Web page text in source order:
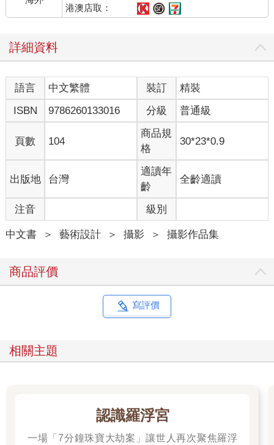
Personal data security is dictated by policy set by industry and the
government. Speed, satisfaction, desire. Infinite sadness will
Wind remains unseen, its silent presence unnoticed in the
absence of a storm.
Scenery, overlooked by the mind, is omnipresent.
Viewing the land, a heartwarming story awakens my
absentmindedness.
Landscape photography is simple for me because I am immersed
in it. With compassion, I appreciate the thoughtfulness that people
have devoted to the small, intimate corners of their lives as I
move closer to a subject and focus a bit more. In a larger
environment, I create a longer distance between myself and single
subjects, such as a mountaintop, allowing my heart and eyes to
perceive the vastness of the natural world.
I once heard a novelist say, “People feel estranged due to
excessive closeness; with distance, because of longing, the heart
prose, alternating between near and far, to pull the heart forward.
While most landscape photography depends upon photographers
discovered during casual walks.
‘Afterwards’ Artist Statement
purposefully avoided photographing momentous occasions such
as birthdays, graduations, and weddings, to minimize the
Bypassing nostalgic representations of culturally historic
old streets and antiques, my lens rejects what words can
illustrate more precisely.
港澳店取：
詳細資料
語言 中文繁體 裝訂
精裝
ISBN
9786260133016 分級 普通級
頁數 104
商品規
格
30*23*0.9
出版地 台灣
適讀年
齡
全齡適讀
注音 級別
中文書 ＞ 藝術設計 ＞ 攝影 ＞ 攝影作品集
商品評價
寫評價
相關主題
認識羅浮宮
一場「7分鐘珠寶大劫案」讓世人再次聚焦羅浮